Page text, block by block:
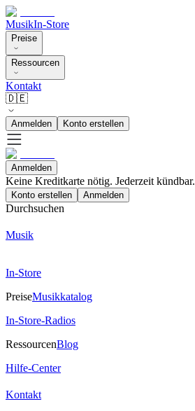
MusikIn-Store
Preise
Ressourcen
Kontakt
🇩🇪
Anmelden Konto erstellen
Anmelden
Keine Kreditkarte nötig. Jederzeit kündbar.
Konto erstellen Anmelden
Durchsuchen
Musik
In-Store
PreiseMusikkatalog
In-Store-Radios
RessourcenBlog
Hilfe-Center
Kontakt